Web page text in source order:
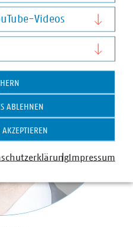
Videos
Videos
ABLEHNEN
AKZEPTIEREN
Impressum